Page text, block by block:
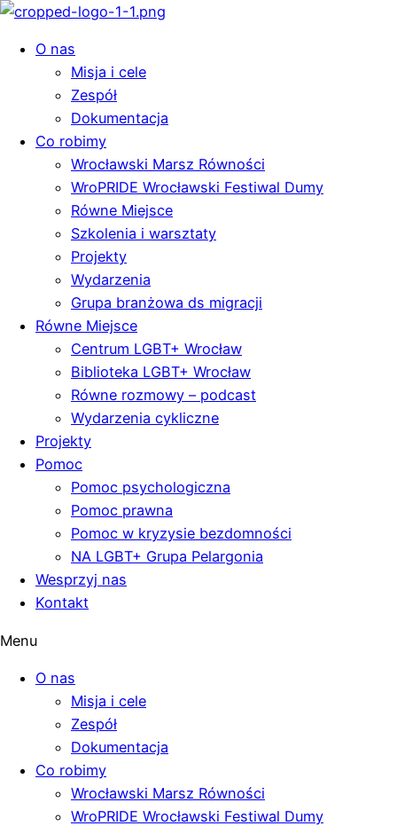
O nas
Misja i cele
Zespół
Dokumentacja
Co robimy
Wrocławski Marsz Równości
WroPRIDE Wrocławski Festiwal Dumy
Równe Miejsce
Szkolenia i warsztaty
Projekty
Wydarzenia
Grupa branżowa ds migracji
Równe Miejsce
Centrum LGBT+ Wrocław
Biblioteka LGBT+ Wrocław
Równe rozmowy – podcast
Wydarzenia cykliczne
Projekty
Pomoc
Pomoc psychologiczna
Pomoc prawna
Pomoc w kryzysie bezdomności
NA LGBT+ Grupa Pelargonia
Wesprzyj nas
Kontakt
Menu
O nas
Misja i cele
Zespół
Dokumentacja
Co robimy
Wrocławski Marsz Równości
WroPRIDE Wrocławski Festiwal Dumy